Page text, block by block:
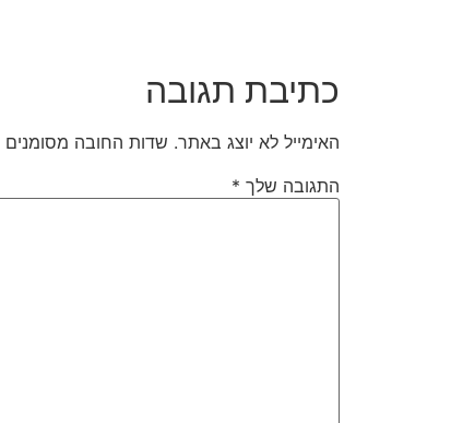
כתיבת תגובה
האימייל לא יוצג באתר. שדות החובה מסומנים
התגובה שלך *